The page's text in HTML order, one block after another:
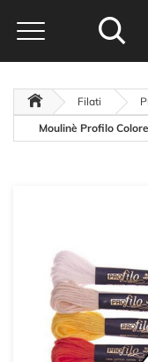
Filati
Moulinè Profilo